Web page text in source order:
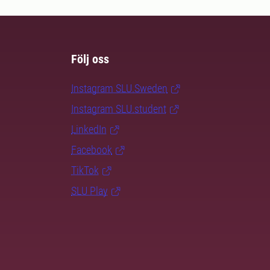
Följ oss
Instagram SLU.Sweden
Instagram SLU.student
LinkedIn
Facebook
TikTok
SLU Play